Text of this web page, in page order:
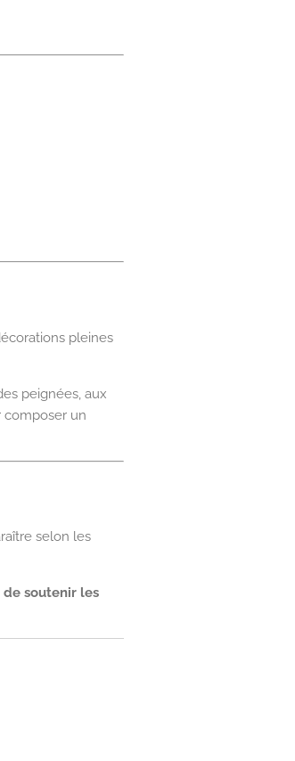
pleines
peignées, aux
composer un
selon les
soutenir les